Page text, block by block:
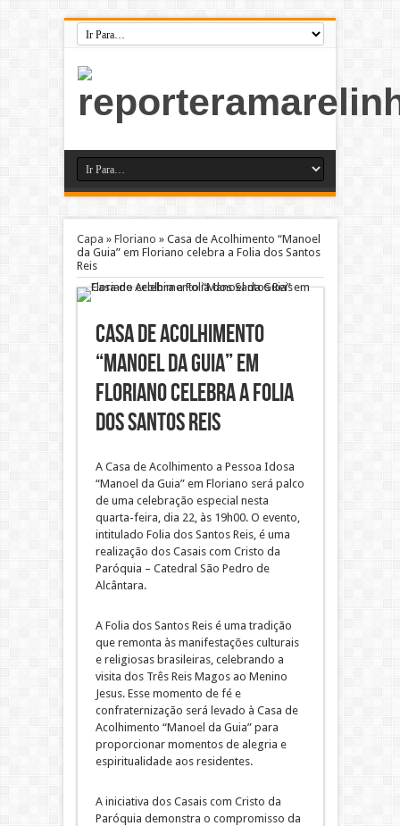
Capa » Floriano » Casa de Acolhimento “Manoel
da Guia” em Floriano celebra a Folia dos Santos
Reis
Casa de Acolhimento
“Manoel da Guia” em
Floriano celebra a Folia
dos Santos Reis
A Casa de Acolhimento a Pessoa Idosa
“Manoel da Guia” em Floriano será palco
de uma celebração especial nesta
quarta-feira, dia 22, às 19h00. O evento,
intitulado Folia dos Santos Reis, é uma
realização dos Casais com Cristo da
Paróquia – Catedral São Pedro de
Alcântara.
A Folia dos Santos Reis é uma tradição
que remonta às manifestações culturais
e religiosas brasileiras, celebrando a
visita dos Três Reis Magos ao Menino
Jesus. Esse momento de fé e
confraternização será levado à Casa de
Acolhimento “Manoel da Guia” para
proporcionar momentos de alegria e
espiritualidade aos residentes.
A iniciativa dos Casais com Cristo da
Paróquia demonstra o compromisso da